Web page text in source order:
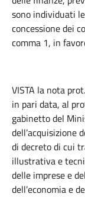
sono individuati
concessione dei
comma 1, in
VISTA la nota
in pari data, al
gabinetto del
dell’acquisizione
di decreto di cui
illustrativa e
delle imprese e
dell’economia e